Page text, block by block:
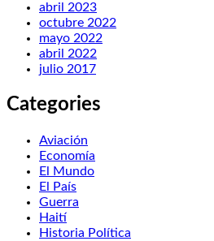
abril 2023
octubre 2022
mayo 2022
abril 2022
julio 2017
Categories
Aviación
Economía
El Mundo
El País
Guerra
Haití
Historia Política